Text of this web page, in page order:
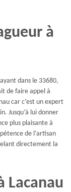
à
dans le 33680,
de faire appel à
car c’est un expert
Jusqu’à lui donner
plus plaisante à
de l’artisan
directement la
Lacanau